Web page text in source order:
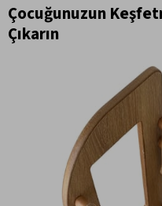
Çocuğunuzun
Çıkarın